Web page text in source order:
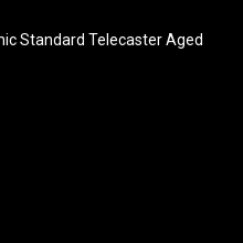
Standard Telecaster Aged